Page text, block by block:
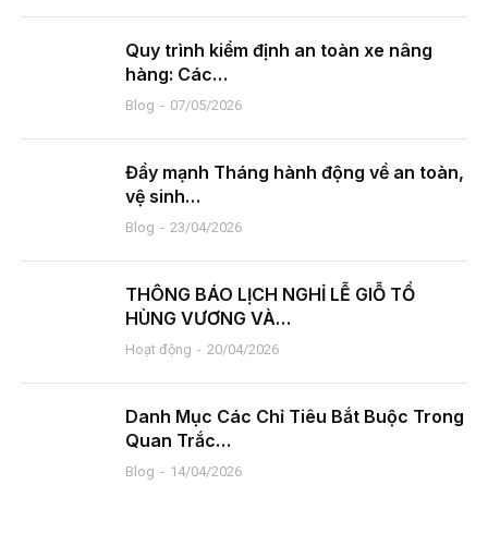
Quy trình kiểm định an toàn xe nâng
hàng: Các…
Blog 07/05/2026
Đẩy mạnh Tháng hành động về an toàn,
vệ sinh…
Blog 23/04/2026
THÔNG BÁO LỊCH NGHỈ LỄ GIỖ TỔ
HÙNG VƯƠNG VÀ…
Hoạt động 20/04/2026
Danh Mục Các Chỉ Tiêu Bắt Buộc Trong
Quan Trắc…
Blog 14/04/2026